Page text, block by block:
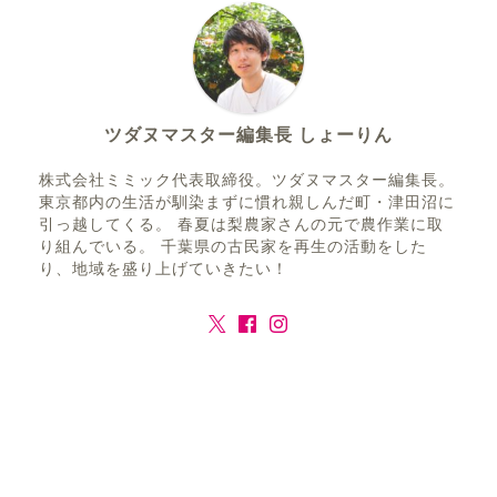
ツダヌマスター編集長 しょーりん
株式会社ミミック代表取締役。ツダヌマスター編集長。
東京都内の生活が馴染まずに慣れ親しんだ町・津田沼に
引っ越してくる。 春夏は梨農家さんの元で農作業に取
り組んでいる。 千葉県の古民家を再生の活動をした
り、地域を盛り上げていきたい！